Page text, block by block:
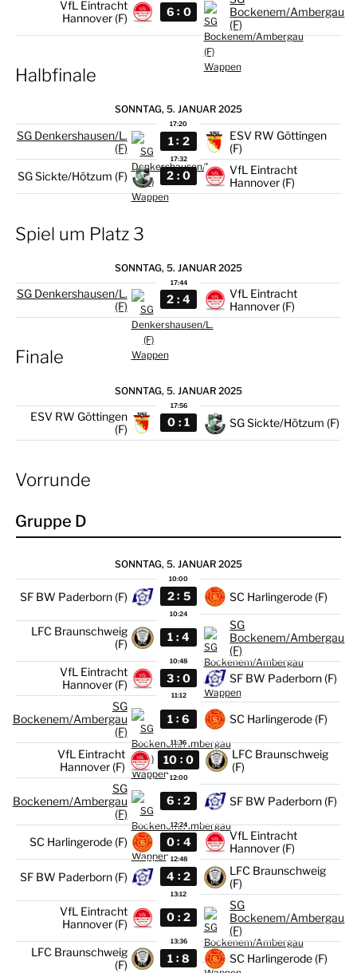
VfL Eintracht
Hannover (F)
6 : 0
Bockenem/Ambergau
(F)
Halbfinale
SONNTAG, 5. JANUAR 2025
17:20
SG Denkershausen/L.
(F)
1 : 2
ESV RW Göttingen
(F)
17:32
SG Sickte/Hötzum (F) 2 : 0
VfL Eintracht
Hannover (F)
Spiel um Platz 3
SONNTAG, 5. JANUAR 2025
17:44
SG Denkershausen/L.
(F)
2 : 4
VfL Eintracht
Hannover (F)
Finale
SONNTAG, 5. JANUAR 2025
17:56
ESV RW Göttingen
(F)
0 : 1 SG Sickte/Hötzum (F)
Vorrunde
Gruppe D
SONNTAG, 5. JANUAR 2025
10:00
SF BW Paderborn (F) 2 : 5 SC Harlingerode (F)
10:24
LFC Braunschweig
(F)
1 : 4
SG
Bockenem/Ambergau
(F)
10:48
VfL Eintracht
Hannover (F)
3 : 0 SF BW Paderborn (F)
11:12
SG
Bockenem/Ambergau
(F)
1 : 6 SC Harlingerode (F)
11:36
VfL Eintracht
Hannover (F)
10 : 0
LFC Braunschweig
(F)
12:00
SG
Bockenem/Ambergau
(F)
6 : 2 SF BW Paderborn (F)
12:24
SC Harlingerode (F) 0 : 4
VfL Eintracht
Hannover (F)
12:48
SF BW Paderborn (F) 4 : 2
LFC Braunschweig
(F)
13:12
VfL Eintracht
Hannover (F)
0 : 2
SG
Bockenem/Ambergau
(F)
13:36
LFC Braunschweig
(F)
1 : 8 SC Harlingerode (F)